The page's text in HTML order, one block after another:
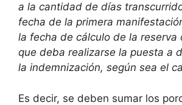
a la cantidad de días
fecha de la primera
la fecha de cálculo de la reserva
que deba realizarse la puesta a
la indemnización, según sea el
Es decir, se deben sumar los